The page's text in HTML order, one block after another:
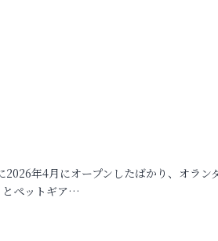
2026年4月にオープンしたばかり、オラン
ペットギア…